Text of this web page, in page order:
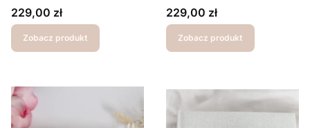
Cena
229,00 zł
Zobacz produkt
Cena
229,00 zł
Zobacz produkt